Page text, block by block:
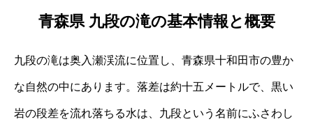
青森県 九段の滝の基本情報と概要
九段の滝は奥入瀬渓流に位置し、青森県十和田市の豊か
な自然の中にあります。落差は約十五メートルで、黒い
岩の段差を流れ落ちる水は、九段という名前にふさわし